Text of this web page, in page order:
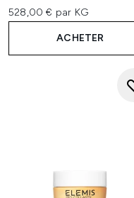
528,00 € par KG
ACHETER